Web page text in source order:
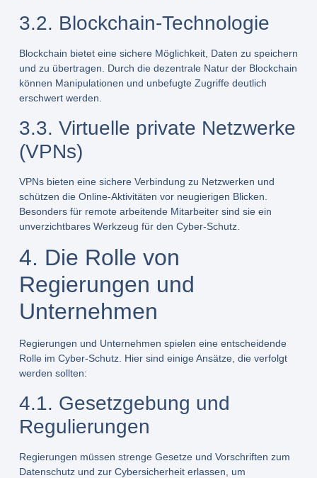
3.2. Blockchain-Technologie
Blockchain bietet eine sichere Möglichkeit, Daten zu speichern
und zu übertragen. Durch die dezentrale Natur der Blockchain
können Manipulationen und unbefugte Zugriffe deutlich
erschwert werden.
3.3. Virtuelle private Netzwerke
(VPNs)
VPNs bieten eine sichere Verbindung zu Netzwerken und
schützen die Online-Aktivitäten vor neugierigen Blicken.
Besonders für remote arbeitende Mitarbeiter sind sie ein
unverzichtbares Werkzeug für den Cyber-Schutz.
4. Die Rolle von
Regierungen und
Unternehmen
Regierungen und Unternehmen spielen eine entscheidende
Rolle im Cyber-Schutz. Hier sind einige Ansätze, die verfolgt
werden sollten:
4.1. Gesetzgebung und
Regulierungen
Regierungen müssen strenge Gesetze und Vorschriften zum
Datenschutz und zur Cybersicherheit erlassen, um